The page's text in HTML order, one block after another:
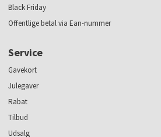
Black Friday
Offentlige betal via Ean-nummer
Service
Gavekort
Julegaver
Rabat
Tilbud
Udsalg